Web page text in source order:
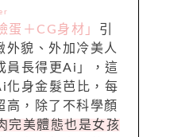
蛋＋CG身材」 引
外貌、外加冷美人
員長得更Ai」，這
化身金髮芭比，每
高，除了不科學顏
完美體態也是女孩